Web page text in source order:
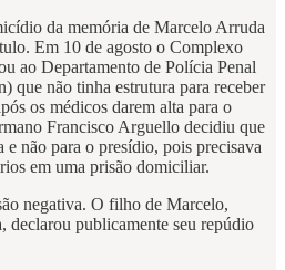
da memória de Marcelo Arruda
Em 10 de agosto o Complexo
ao Departamento de Polícia Penal
que não tinha estrutura para receber
os médicos darem alta para o
Francisco Arguello decidiu que
e não para o presídio, pois precisava
em uma prisão domiciliar.
negativa. O filho de Marcelo,
declarou publicamente seu repúdio